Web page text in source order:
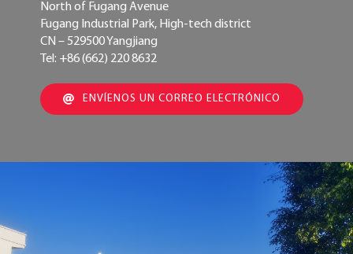
North of Fugang Avenue
Fugang Industrial Park, High-tech district
CN – 529500 Yangjiang
Tel: +86 (662) 220 8632
ENVÍENOS UN CORREO ELECTRÓNICO